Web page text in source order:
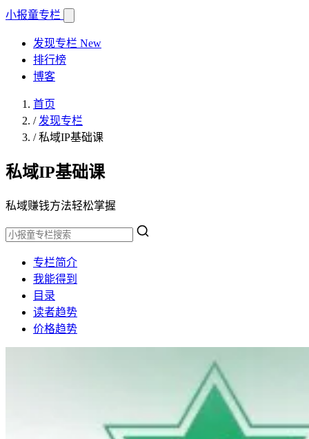
小报童专栏
发现专栏 New
排行榜
博客
首页
/ 发现专栏
/私域IP基础课
私域IP基础课
私域赚钱方法轻松掌握
专栏简介
我能得到
目录
读者趋势
价格趋势